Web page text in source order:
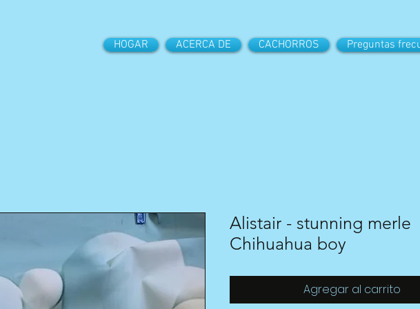
HOGAR ACERCA DE CACHORROS Preguntas
Alistair - stunning merle
Chihuahua boy
Agregar al carrito